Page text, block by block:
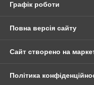
Графік роботи
Повна версія сайту
Сайт створено на
Політика